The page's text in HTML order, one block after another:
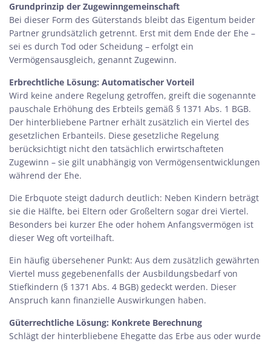
Grundprinzip der Zugewinngemeinschaft
Bei dieser Form des Güterstands bleibt das Eigentum beider
Partner grundsätzlich getrennt. Erst mit dem Ende der Ehe –
sei es durch Tod oder Scheidung – erfolgt ein
Vermögensausgleich, genannt Zugewinn.
Erbrechtliche Lösung: Automatischer Vorteil
Wird keine andere Regelung getroffen, greift die sogenannte
pauschale Erhöhung des Erbteils gemäß § 1371 Abs. 1 BGB.
Der hinterbliebene Partner erhält zusätzlich ein Viertel des
gesetzlichen Erbanteils. Diese gesetzliche Regelung
berücksichtigt nicht den tatsächlich erwirtschafteten
Zugewinn – sie gilt unabhängig von Vermögensentwicklungen
während der Ehe.
Die Erbquote steigt dadurch deutlich: Neben Kindern beträgt
sie die Hälfte, bei Eltern oder Großeltern sogar drei Viertel.
Besonders bei kurzer Ehe oder hohem Anfangsvermögen ist
dieser Weg oft vorteilhaft.
Ein häufig übersehener Punkt: Aus dem zusätzlich gewährten
Viertel muss gegebenenfalls der Ausbildungsbedarf von
Stiefkindern (§ 1371 Abs. 4 BGB) gedeckt werden. Dieser
Anspruch kann finanzielle Auswirkungen haben.
Güterrechtliche Lösung: Konkrete Berechnung
Schlägt der hinterbliebene Ehegatte das Erbe aus oder wurde